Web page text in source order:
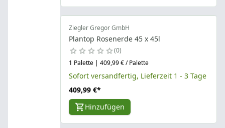
Ziegler Gregor GmbH
Plantop Rosenerde 45 x 45l
0
1 Palette | 409,99 € / Palette
Sofort versandfertig, Lieferzeit 1 - 3 Tage
409,99 €*
Hinzufügen